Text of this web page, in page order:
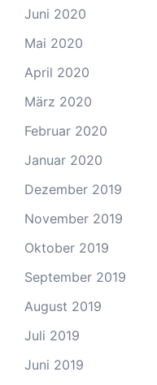
Juni 2020
Mai 2020
April 2020
März 2020
Februar 2020
Januar 2020
Dezember 2019
November 2019
Oktober 2019
September 2019
August 2019
Juli 2019
Juni 2019